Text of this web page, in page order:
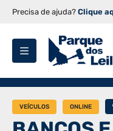
Precisa de ajuda? Clique
VEÍCULOS ONLINE